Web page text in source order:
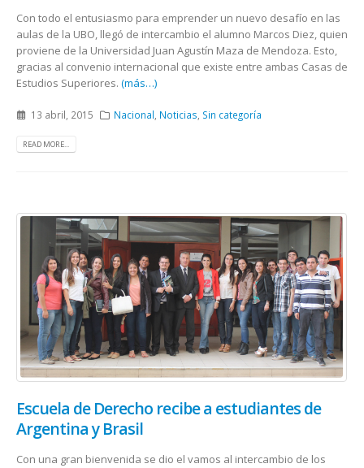
Con todo el entusiasmo para emprender un nuevo desafío en las
aulas de la UBO, llegó de intercambio el alumno Marcos Diez, quien
proviene de la Universidad Juan Agustín Maza de Mendoza. Esto,
gracias al convenio internacional que existe entre ambas Casas de
Estudios Superiores. (más…)
13 abril, 2015 Nacional Noticias Sin categoría
READ MORE...
Escuela de Derecho recibe a estudiantes de
Argentina y Brasil
Con una gran bienvenida se dio el vamos al intercambio de los